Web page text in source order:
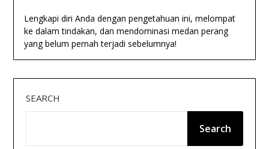
Lengkapi diri Anda dengan pengetahuan ini, melompat
ke dalam tindakan, dan mendominasi medan perang
yang belum pernah terjadi sebelumnya!
SEARCH
Search